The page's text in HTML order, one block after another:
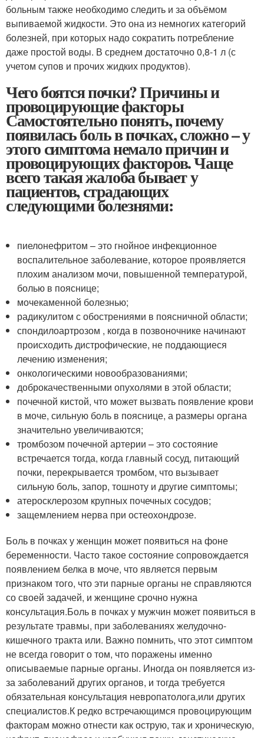
больным также необходимо следить и за объёмом
выпиваемой жидкости. Это она из немногих категорий
болезней, при которых надо сократить потребление
даже простой воды. В среднем достаточно 0,8-1 л (с
учетом супов и прочих жидких продуктов).
Чего боятся почки? Причины и
провоцирующие факторы
Самостоятельно понять, почему
появилась боль в почках, сложно – у
этого симптома немало причин и
провоцирующих факторов. Чаще
всего такая жалоба бывает у
пациентов, страдающих
следующими болезнями:
пиелонефритом – это гнойное инфекционное
воспалительное заболевание, которое проявляется
плохим анализом мочи, повышенной температурой,
болью в пояснице;
мочекаменной болезнью;
радикулитом с обострениями в поясничной области;
спондилоартрозом , когда в позвоночнике начинают
происходить дистрофические, не поддающиеся
лечению изменения;
онкологическими новообразованиями;
доброкачественными опухолями в этой области;
почечной кистой, что может вызвать появление крови
в моче, сильную боль в пояснице, а размеры органа
значительно увеличиваются;
тромбозом почечной артерии – это состояние
встречается тогда, когда главный сосуд, питающий
почки, перекрывается тромбом, что вызывает
сильную боль, запор, тошноту и другие симптомы;
атеросклерозом крупных почечных сосудов;
защемлением нерва при остеохондрозе.
Боль в почках у женщин может появиться на фоне
беременности. Часто такое состояние сопровождается
появлением белка в моче, что является первым
признаком того, что эти парные органы не справляются
со своей задачей, и женщине срочно нужна
консультация.Боль в почках у мужчин может появиться в
результате травмы, при заболеваниях желудочно-
кишечного тракта или. Важно помнить, что этот симптом
не всегда говорит о том, что поражены именно
описываемые парные органы. Иногда он появляется из-
за заболеваний других органов, и тогда требуется
обязательная консультация невропатолога,или других
специалистов.К редко встречающимся провоцирующим
факторам можно отнести как острую, так и хроническую,